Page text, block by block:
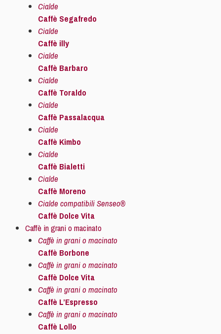
Cialde
Caffè Segafredo
Cialde
Caffè illy
Cialde
Caffè Barbaro
Cialde
Caffè Toraldo
Cialde
Caffè Passalacqua
Cialde
Caffè Kimbo
Cialde
Caffè Bialetti
Cialde
Caffè Moreno
Cialde compatibili Senseo®
Caffè Dolce Vita
Caffè in grani o macinato
Caffè in grani o macinato
Caffè Borbone
Caffè in grani o macinato
Caffè Dolce Vita
Caffè in grani o macinato
Caffè L’Espresso
Caffè in grani o macinato
Caffè Lollo